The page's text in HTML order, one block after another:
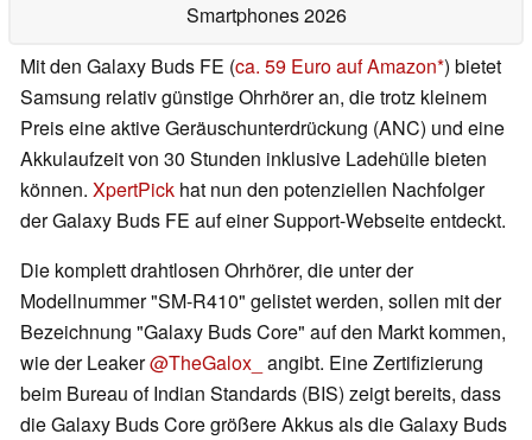
Smartphones 2026
Mit den Galaxy Buds FE (ca. 59 Euro auf Amazon ) bietet
Samsung relativ günstige Ohrhörer an, die trotz kleinem
Preis eine aktive Geräuschunterdrückung (ANC) und eine
Akkulaufzeit von 30 Stunden inklusive Ladehülle bieten
können. XpertPick hat nun den potenziellen Nachfolger
der Galaxy Buds FE auf einer Support-Webseite entdeckt.
Die komplett drahtlosen Ohrhörer, die unter der
Modellnummer "SM-R410" gelistet werden, sollen mit der
Bezeichnung "Galaxy Buds Core" auf den Markt kommen,
wie der Leaker@TheGalox_ angibt. Eine Zertifizierung
beim Bureau of Indian Standards (BIS) zeigt bereits, dass
die Galaxy Buds Core größere Akkus als die Galaxy Buds